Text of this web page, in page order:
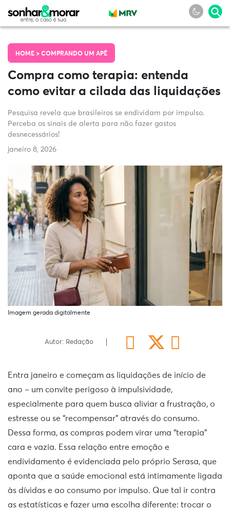
HOME > COMPRANDO UM APÊ
Compra como terapia: entenda
como evitar a cilada das liquidações
Pesquisa revela que brasileiros se endividam por impulso.
Perceba os sinais de alerta para não fazer gastos
desnecessários!
janeiro 8, 2026
Imagem gerada digitalmente
Autor: Redação
Entra janeiro e começam as liquidações de início de
ano – um convite perigoso à impulsividade,
especialmente para quem busca aliviar a frustração, o
estresse ou se “recompensar” através do consumo.
Dessa forma, as compras podem virar uma “terapia”
cara e vazia. Essa relação entre emoção e
endividamento é evidenciada pelo próprio Serasa, que
aponta que a saúde emocional está intimamente ligada
às dívidas e ao consumo por impulso. Que tal ir contra
as estatísticas e fazer uma escolha diferente: trocar o